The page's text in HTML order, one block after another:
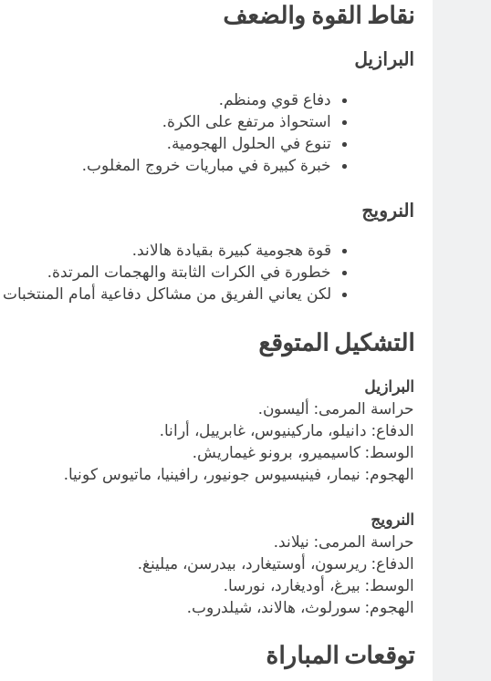
نقاط القوة والضعف
البرازيل
دفاع قوي ومنظم.
استحواذ مرتفع على الكرة.
تنوع في الحلول الهجومية.
خبرة كبيرة في مباريات خروج المغلوب.
النرويج
قوة هجومية كبيرة بقيادة هالاند.
خطورة في الكرات الثابتة والهجمات المرتدة.
لكن يعاني الفريق من مشاكل دفاعية أمام المنتخبات
التشكيل المتوقع
البرازيل
حراسة المرمى: أليسون.
الدفاع: دانيلو، ماركينيوس، غابرييل، أرانا.
الوسط: كاسيميرو، برونو غيماريش.
الهجوم: نيمار، فينيسيوس جونيور، رافينيا، ماتيوس كونيا.
النرويج
حراسة المرمى: نيلاند.
الدفاع: ريرسون، أوستيغارد، بيدرسن، ميلينغ.
الوسط: بيرغ، أوديغارد، نورسا.
الهجوم: سورلوث، هالاند، شيلدروب.
توقعات المباراة